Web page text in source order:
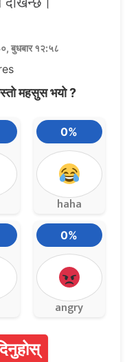
बुधबार १२:५८
महसुस भयो ?
0%
haha
0%
angry